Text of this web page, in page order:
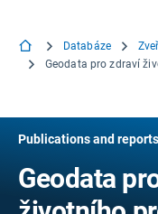
Databáze
Geodata pro zdraví
Publications and reports
Geodata